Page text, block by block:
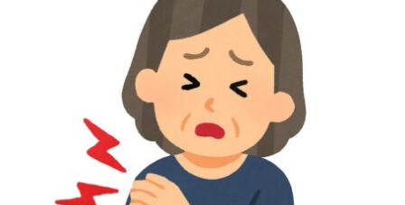
PRP治療
幹細胞培養上清液
慢性疼痛
ドクター紹介
症例
よくある質問